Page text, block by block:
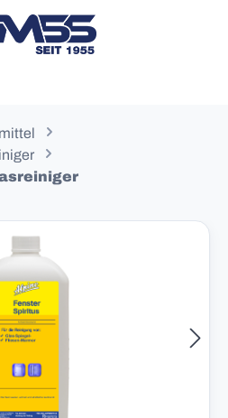
enthält 0 Positionen. Der